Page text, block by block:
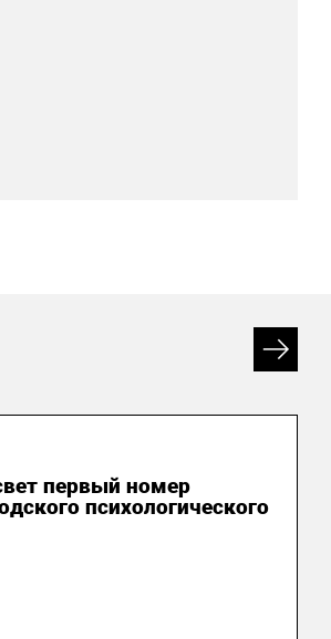
первый номер
психологического